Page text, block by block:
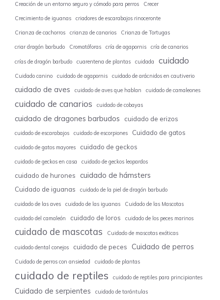
Creación de un entorno seguro y cómodo para perros Crecer
Crecimiento de iguanas criadores de escarabajos rinoceronte
Crianza de cachorros crianza de canarios Crianza de Tortugas
criar dragón barbudo Cromatóforas cría de agapornis cría de canarios
crías de dragón barbudo cuarentena de plantas cuidada cuidado
Cuidado canino cuidado de agapornis cuidado de arácnidos en cautiverio
cuidado de aves cuidado de aves que hablan cuidado de camaleones
cuidado de canarios cuidado de cobayas
cuidado de dragones barbudos cuidado de erizos
cuidado de escarabajos cuidado de escorpiones Cuidado de gatos
cuidado de gatos mayores cuidado de geckos
cuidado de geckos en casa cuidado de geckos leopardos
cuidado de hurones cuidado de hámsters
Cuidado de iguanas cuidado de la piel de dragón barbudo
cuidado de las aves cuidado de las iguanas Cuidado de las Mascotas
cuidado del camaleón cuidado de loros cuidado de los peces marinos
cuidado de mascotas Cuidado de mascotas exóticas
cuidado dental conejos cuidado de peces Cuidado de perros
Cuidado de perros con ansiedad cuidado de plantas
cuidado de reptiles cuidado de reptiles para principiantes
Cuidado de serpientes cuidado de tarántulas